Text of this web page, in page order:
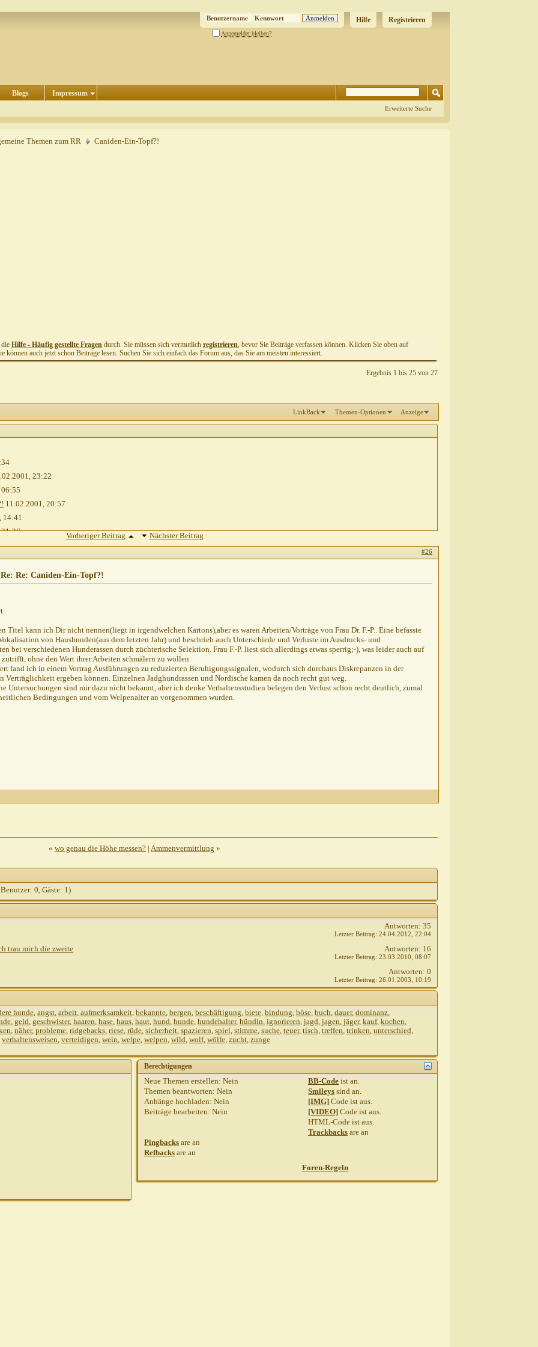
Registrieren
Hilfe
Angemeldet bleiben?
Blogs Impressum
Erweiterte Suche
Themen zum RR Caniden-Ein-Topf?!
Hilfe - Häufig gestellte Fragen durch. Sie müssen sich vermutlich registrieren, bevor Sie Beiträge verfassen können. Klicken Sie oben auf
können auch jetzt schon Beiträge lesen. Suchen Sie sich einfach das Forum aus, das Sie am meisten interessiert.
Ergebnis 1 bis 25 von 27
LinkBack Themen-Optionen Anzeige
23:22
06:55
11.02.2001, 20:57
14:41
21:26
12:29
13.02.2001,13:08
14:55
15:25
19:28
13.02.2001, 20:37
21:12
10:41
14:08
17:11
Vorheriger Beitrag Nächster Beitrag
#26
Re: Caniden-Ein-Topf?!
Titel kann ich Dir nicht nennen(liegt in irgendwelchen Kartons),aber es waren Arbeiten/Vorträge von Frau Dr. F.-P.. Eine befasste
von Haushunden(aus dem letzten Jahr) und beschrieb auch Unterschiede und Verluste im Ausdrucks- und
bei verschiedenen Hunderassen durch züchterische Selektion. Frau F.-P. liest sich allerdings etwas sperrig;-), was leider auch auf
zutrifft, ohne den Wert ihrer Arbeiten schmälern zu wollen.
fand ich in einem Vortrag Ausführungen zu reduzierten Beruhigungssignalen, wodurch sich durchaus Diskrepanzen in der
Verträglichkeit ergeben können. Einzelnen Jadghundrassen und Nordische kamen da noch recht gut weg.
Untersuchungen sind mir dazu nicht bekannt, aber ich denke Verhaltensstudien belegen den Verlust schon recht deutlich, zumal
Bedingungen und vom Welpenalter an vorgenommen wurden.
« wo genau die Höhe messen? | Ammenvermittlung »
0, Gäste: 1)
Antworten: 35
Letzter Beitrag: 24.04.2012, 22:04
trau mich die zweite Antworten: 16
Letzter Beitrag: 23.03.2010, 08:07
Antworten: 0
Letzter Beitrag: 26.01.2003, 10:19
hunde, angst, arbeit, aufmerksamkeit, bekannte, bergen, beschäftigung, biete, bindung, böse, buch, dauer, dominanz,
, geld, geschwister, haaren, hase, haus, haut, hund, hunde, hundehalter, hündin, ignorieren, jagd, jagen, jäger, kauf, kochen,
, näher, probleme, ridgebacks, riese, rüde, sicherheit, spazieren, spiel, stimme, suche, teuer, tisch, treffen, trinken, unterschied,
verhaltensweisen, verteidigen, wein, welpe, welpen, wild, wolf, wölfe, zucht, zunge
Berechtigungen
Neue Themen erstellen:Nein
Themen beantworten:Nein
Anhänge hochladen:Nein
Beiträge bearbeiten:Nein
BB-Code istan.
Smileys sindan.
[IMG] Code istaus.
[VIDEO] Code istaus.
HTML-Code istaus.
Trackbacks arean
Pingbacks arean
Refbacks arean
Foren-Regeln